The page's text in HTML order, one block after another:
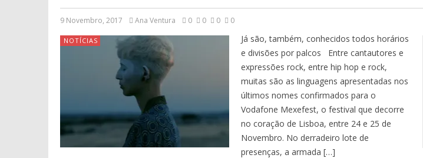
9 Novembro, 2017 Ana Ventura 0 0 0 0
NOTÍCIAS
Já são, também, conhecidos todos horários
e divisões por palcos Entre cantautores e
expressões rock, entre hip hop e rock,
muitas são as linguagens apresentadas nos
últimos nomes confirmados para o
Vodafone Mexefest, o festival que decorre
no coração de Lisboa, entre 24 e 25 de
Novembro. No derradeiro lote de
presenças, a armada […]